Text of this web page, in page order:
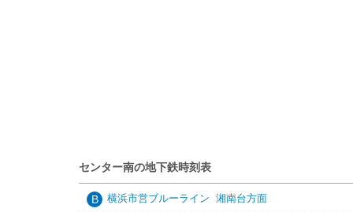
センター南の地下鉄時刻表
B 横浜市営ブルーライン 湘南台方面